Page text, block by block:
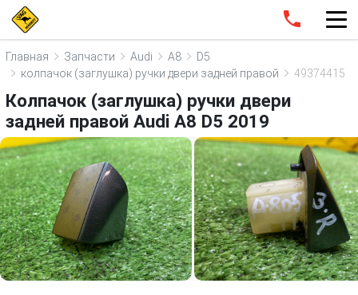
Главная Запчасти Audi A8
D5
колпачок (заглушка) ручки двери задней правой
49374415
Колпачок (заглушка) ручки двери
задней правой Audi A8 D5 2019